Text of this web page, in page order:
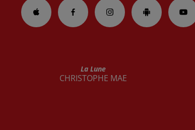
La Lune
CHRISTOPHE MAE